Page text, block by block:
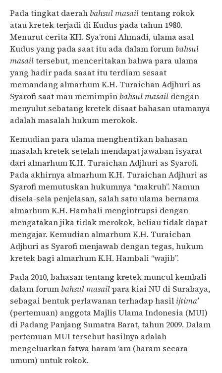
Pada tingkat daerah bahsul masailtentang rokok
atau kretek terjadi di Kudus pada tahun 1980.
Menurut cerita KH. Sya’roni Ahmadi, ulama asal
Kudus yang pada saat itu ada dalam forum bahsul
masailtersebut, menceritakan bahwa para ulama
yang hadir pada saaat itu terdiam sesaat
memandang almarhum K.H. Turaichan Adjhuri as
Syarofi saat mau memimpin bahsul masail dengan
menyulut sebatang kretek disaat bahasan utamanya
adalah masalah hukum merokok.
Kemudian para ulama menghentikan bahasan
masalah kretek setelah mendapat jawaban isyarat
dari almarhum K.H. Turaichan Adjhuri as Syarofi.
Pada akhirnya almarhum K.H. Turaichan Adjhuri as
Syarofi memutuskan hukumnya “makruh”. Namun
disela-sela penjelasan, salah satu ulama bernama
almarhum K.H. Hambali mengintrupsi dengan
mengatakan jika tidak merokok, beliau tidak dapat
mengajar. Kemudian almarhum K.H. Turaichan
Adjhuri as Syarofi menjawab dengan tegas, hukum
kretek bagi almarhum K.H. Hambali “wajib”.
Pada 2010, bahasan tentang kretek muncul kembali
dalam forum bahsul masailpara kiai NU di Surabaya,
sebagai bentuk perlawanan terhadap hasil ijtima’
(pertemuan) anggota Majlis Ulama Indonesia (MUI)
di Padang Panjang Sumatra Barat, tahun 2009. Dalam
pertemuan MUI tersebut hasilnya adalah
mengeluarkan fatwa haram ‘am (haram secara
umum) untuk rokok.